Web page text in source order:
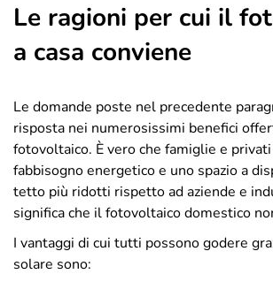
Le ragioni per cui il
a casa conviene
Le domande poste nel precedente
risposta nei numerosissimi benefici
fotovoltaico. È vero che famiglie e
fabbisogno energetico e uno spazio a
tetto più ridotti rispetto ad aziende e
significa che il fotovoltaico domestico
I vantaggi di cui tutti possono godere
solare sono: